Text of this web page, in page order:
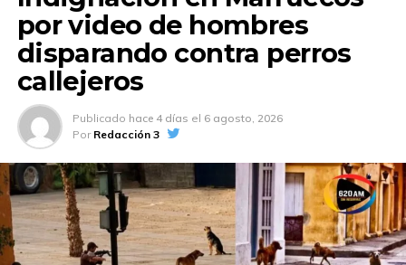
por video de hombres
disparando contra perros
callejeros
Publicado hace 4 días el 6 agosto, 2026
Por Redacción 3